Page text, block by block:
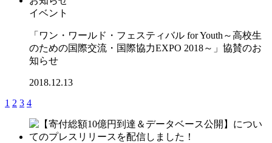
イベント
「ワン・ワールド・フェスティバル for Youth～高校生
のための国際交流・国際協力EXPO 2018～」協賛のお
知らせ
2018.12.13
1 2 3 4